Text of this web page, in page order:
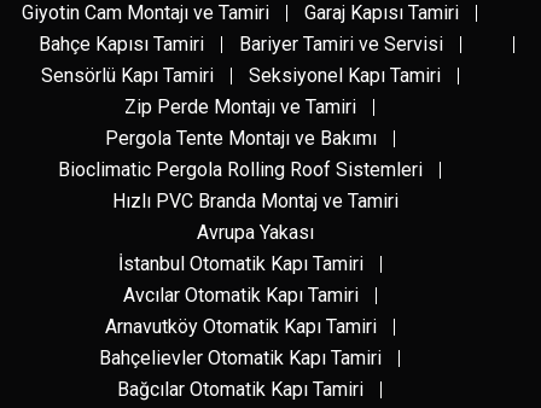
Giyotin Cam Montajı ve Tamiri
Garaj Kapısı Tamiri
Bahçe Kapısı Tamiri
Bariyer Tamiri ve Servisi
Sensörlü Kapı Tamiri
Seksiyonel Kapı Tamiri
Zip Perde Montajı ve Tamiri
Pergola Tente Montajı ve Bakımı
Bioclimatic Pergola Rolling Roof Sistemleri
Hızlı PVC Branda Montaj ve Tamiri
Avrupa Yakası
İstanbul Otomatik Kapı Tamiri
Avcılar Otomatik Kapı Tamiri
Arnavutköy Otomatik Kapı Tamiri
Bahçelievler Otomatik Kapı Tamiri
Bağcılar Otomatik Kapı Tamiri